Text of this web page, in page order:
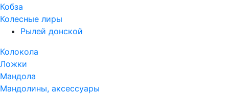
Кобза
Колесные лиры
Рылей донской
Колокола
Ложки
Мандола
Мандолины, аксессуары